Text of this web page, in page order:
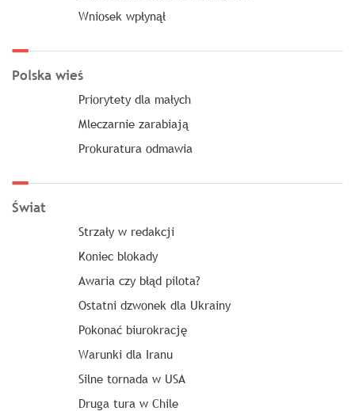
Wniosek wpłynął
Polska wieś
Priorytety dla małych
Mleczarnie zarabiają
Prokuratura odmawia
Świat
Strzały w redakcji
Koniec blokady
Awaria czy błąd pilota?
Ostatni dzwonek dla Ukrainy
Pokonać biurokrację
Warunki dla Iranu
Silne tornada w USA
Druga tura w Chile